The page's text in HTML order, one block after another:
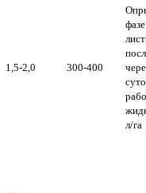
1,5-2,0 300-400
л/га